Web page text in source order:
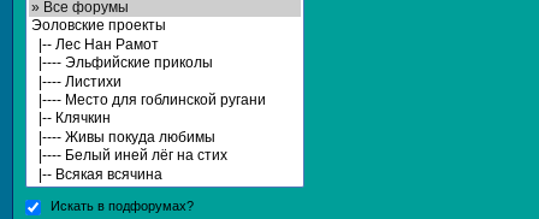
Искать в подфорумах?